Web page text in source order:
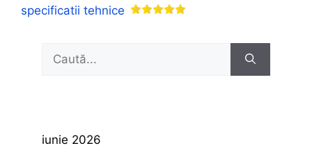
specificatii tehnice
Caută
iunie 2026